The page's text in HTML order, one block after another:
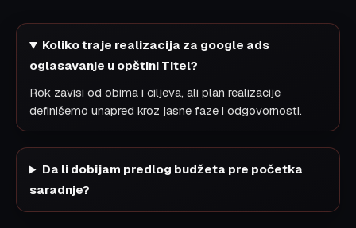
Koliko traje realizacija za google ads
oglasavanje u opštini Titel?
Rok zavisi od obima i ciljeva, ali plan realizacije
definišemo unapred kroz jasne faze i odgovornosti.
Da li dobijam predlog budžeta pre početka
saradnje?